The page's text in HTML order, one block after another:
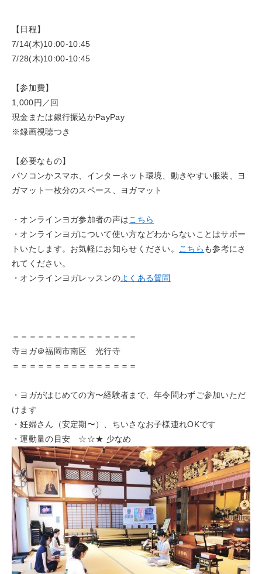
【日程】
7/14(木)10:00-10:45
7/28(木)10:00-10:45
【参加費】
1,000円／回
現金または銀行振込かPayPay
※録画視聴つき
【必要なもの】
パソコンかスマホ、インターネット環境、動きやすい服装、ヨ
ガマット一枚分のスペース、ヨガマット
・オンラインヨガ参加者の声はこちら
・オンラインヨガについて使い方などわからないことはサポー
トいたします。お気軽にお知らせください。
こちら も参考にさ
れてください。
・オンラインヨガレッスンのよくある質問
＝＝＝＝＝＝＝＝＝＝＝＝＝＝＝
寺ヨガ＠福岡市南区 光行寺
＝＝＝＝＝＝＝＝＝＝＝＝＝＝＝
・ヨガがはじめての方〜経験者まで、年令問わずご参加いただ
けます
・妊婦さん（安定期〜）、ちいさなお子様連れOKです
・運動量の目安 ☆☆★ 少なめ